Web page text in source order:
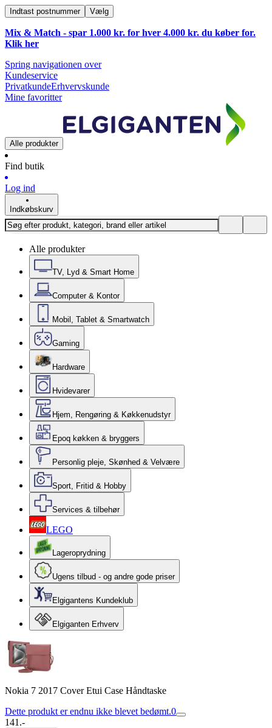
Indtast postnummer Vælg
Mix & Match - spar 1.000 kr. for hver 4.000 kr. du køber for.
Klik her
Spring navigationen over
Kundeservice
PrivatkundeErhvervskunde
Mine favoritter
Alle produkter
Find butik
Log ind
Indkøbskurv
Alle produkter
TV, Lyd & Smart Home
Computer & Kontor
Mobil, Tablet & Smartwatch
Gaming
Hardware
Hvidevarer
Hjem, Rengøring & Køkkenudstyr
Epoq køkken & bryggers
Personlig pleje, Skønhed & Velvære
Sport, Fritid & Hobby
Services & tilbehør
LEGO
Lageroprydning
Ugens tilbud - og andre gode priser
Elgigantens Kundeklub
Elgiganten Erhverv
Nokia 7 2017 Cover Etui Case Håndtaske
Dette produkt er endnu ikke blevet bedømt.0
141.-